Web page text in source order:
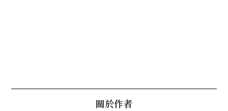
關於作者